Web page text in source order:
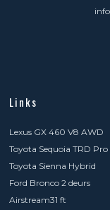
Links
Lexus GX 460 V8 AWD
Toyota Sequoia TRD Pro
Toyota Sienna Hybrid
Ford Bronco 2 deurs
Airstream31 ft